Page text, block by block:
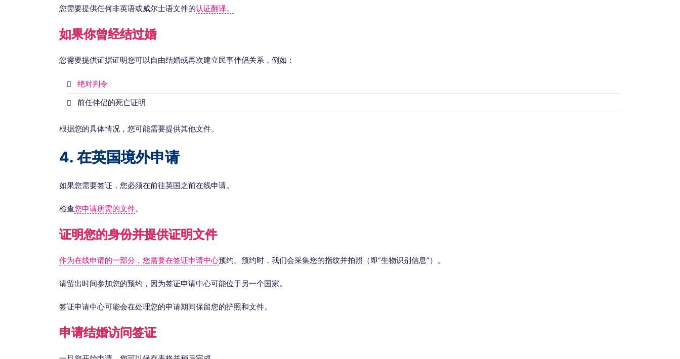
您需要提供任何非英语或威尔士语文件的认证翻译。
如果你曾经结过婚
您需要提供证据证明您可以自由结婚或再次建立民事伴侣关系，例如：
绝对判令
前任伴侣的死亡证明
根据您的具体情况，您可能需要提供其他文件。
4. 在英国境外申请
如果您需要签证，您必须在前往英国之前在线申请。
检查您申请所需的文件。
证明您的身份并提供证明文件
作为在线申请的一部分，您需要在签证申请中心预约。预约时，我们会采集您的指纹并拍照（即“生物识别信息”）。
请留出时间参加您的预约，因为签证申请中心可能位于另一个国家。
签证申请中心可能会在处理您的申请期间保留您的护照和文件。
申请结婚访问签证